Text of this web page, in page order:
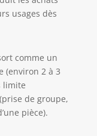
usages dès
comme un
(environ 2 à 3
limite
de groupe,
pièce).